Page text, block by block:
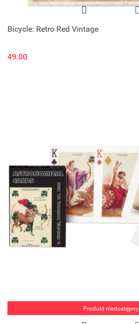
Bicycle: Retro Red Vintage
49.00
Produkt niedostępny